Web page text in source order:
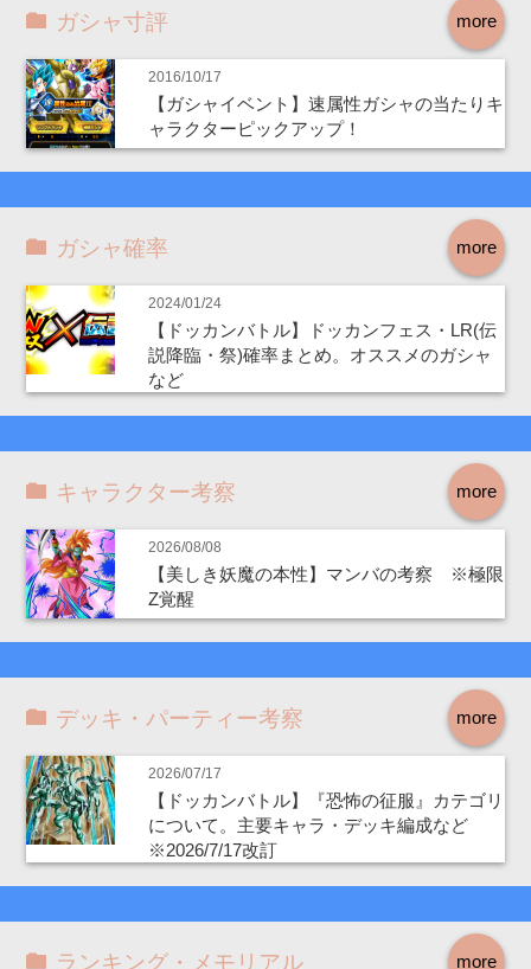
more
ガシャ寸評
2016/10/17
【ガシャイベント】速属性ガシャの当たりキ
ャラクターピックアップ！
more
ガシャ確率
2024/01/24
【ドッカンバトル】ドッカンフェス・LR(伝
説降臨・祭)確率まとめ。オススメのガシャ
など
more
キャラクター考察
2026/08/08
【美しき妖魔の本性】マンバの考察 ※極限
Z覚醒
more
デッキ・パーティー考察
2026/07/17
【ドッカンバトル】『恐怖の征服』カテゴリ
について。主要キャラ・デッキ編成など
※2026/7/17改訂
more
ランキング・メモリアル